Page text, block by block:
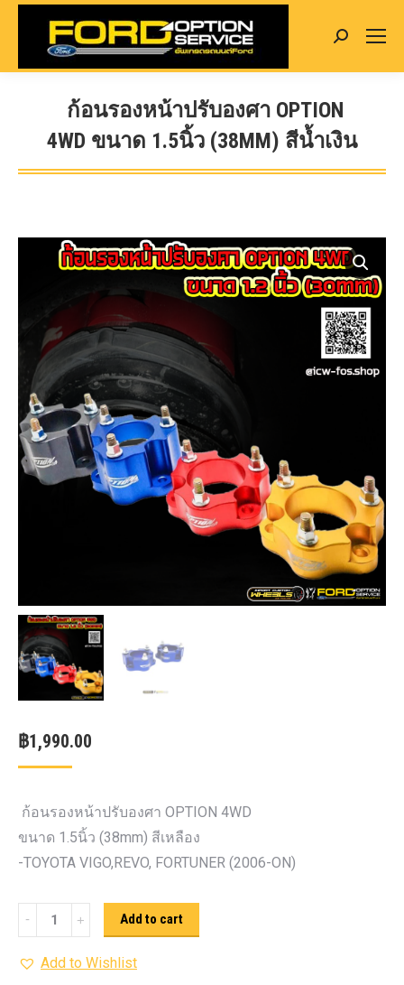
Search:
ก้อนรองหน้าปรับองศา OPTION
4WD ขนาด 1.5นิ้ว (38MM) สีน้ำเงิน
You are here:
฿1,990.00
ก้อนรองหน้าปรับองศา OPTION 4WD
ขนาด 1.5นิ้ว (38mm) สีเหลือง
-TOYOTA VIGO,REVO, FORTUNER (2006-ON)
รอง
หน้า
Add to cart
Add to Wishlist